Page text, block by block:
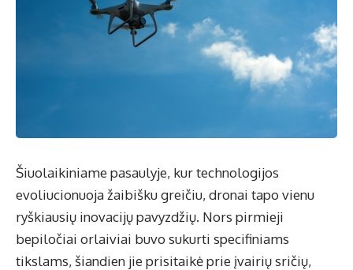
Šiuolaikiniame pasaulyje, kur technologijos
evoliucionuoja žaibišku greičiu, dronai tapo vienu
ryškiausių inovacijų pavyzdžių. Nors pirmieji
bepiločiai orlaiviai buvo sukurti specifiniams
tikslams, šiandien jie prisitaikė prie įvairių sričių,